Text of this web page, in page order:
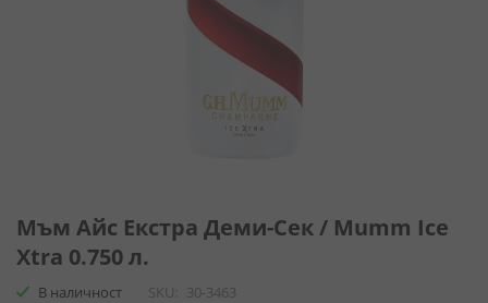
към
на
галерия
Мъм Айс Екстра Деми-Сек / Mumm Ice
Xtra 0.750 л.
В наличност SKU
30-3463